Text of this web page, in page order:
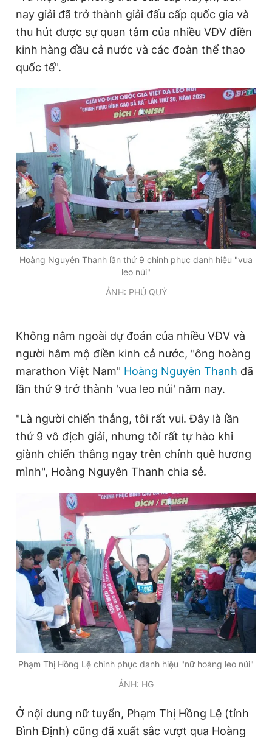
nay giải đã trở thành giải đấu cấp quốc gia và
thu hút được sự quan tâm của nhiều VĐV điền
kinh hàng đầu cả nước và các đoàn thể thao
quốc tế".
Hoàng Nguyên Thanh lần thứ 9 chinh phục danh hiệu "vua
leo núi"
ẢNH: PHÚ QUÝ
Không nằm ngoài dự đoán của nhiều VĐV và
người hâm mộ điền kinh cả nước, "ông hoàng
marathon Việt Nam" Hoàng Nguyên Thanh đã
lần thứ 9 trở thành 'vua leo núi' năm nay.
"Là người chiến thắng, tôi rất vui. Đây là lần
thứ 9 vô địch giải, nhưng tôi rất tự hào khi
giành chiến thắng ngay trên chính quê hương
mình", Hoàng Nguyên Thanh chia sẻ.
Phạm Thị Hồng Lệ chinh phục danh hiệu "nữ hoàng leo núi"
ẢNH: HG
Ở nội dung nữ tuyển, Phạm Thị Hồng Lệ (tỉnh
Bình Định) cũng đã xuất sắc vượt qua Hoàng